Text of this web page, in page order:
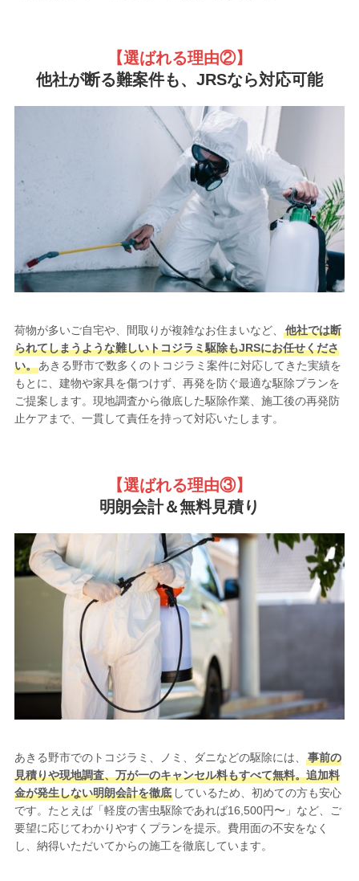
【選ばれる理由②】
他社が断る難案件も、JRSなら対応可能
荷物が多いご自宅や、間取りが複雑なお住まいなど、
他社では断
られてしまうような難しいトコジラミ駆除もJRSにお任せくださ
い。あきる野市で数多くのトコジラミ案件に対応してきた実績を
もとに、建物や家具を傷つけず、再発を防ぐ最適な駆除プランを
ご提案します。現地調査から徹底した駆除作業、施工後の再発防
止ケアまで、一貫して責任を持って対応いたします。
【選ばれる理由③】
明朗会計＆無料見積り
あきる野市でのトコジラミ、ノミ、ダニなどの駆除には、
事前の
見積りや現地調査、万が一のキャンセル料もすべて無料。追加料
金が発生しない明朗会計を徹底しているため、初めての方も安心
です。たとえば「軽度の害虫駆除であれば16,500円〜」など、ご
要望に応じてわかりやすくプランを提示。費用面の不安をなく
し、納得いただいてからの施工を徹底しています。